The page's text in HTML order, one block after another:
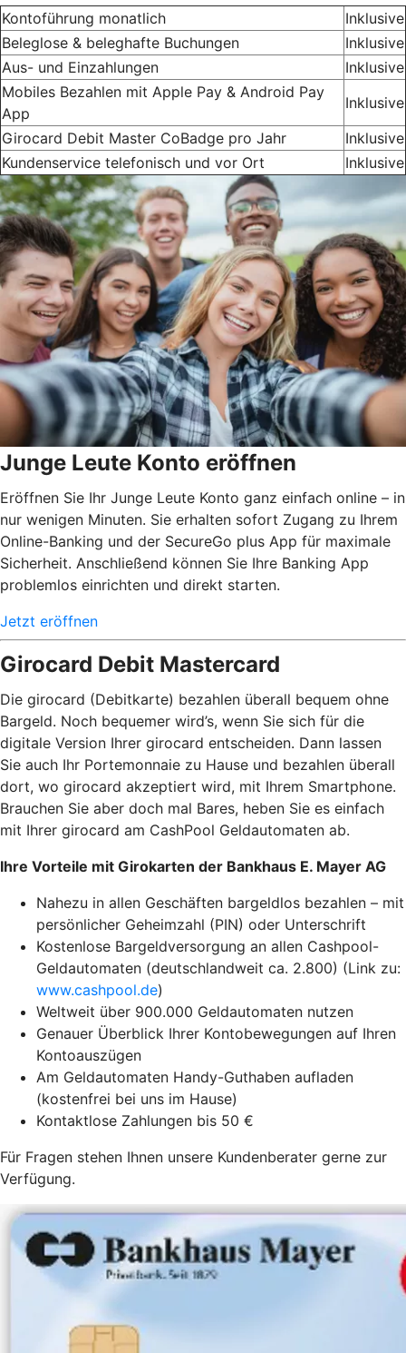
Kontoführung monatlich
Inklusive
Beleglose & beleghafte Buchungen
Inklusive
Aus- und Einzahlungen
Inklusive
Mobiles Bezahlen mit Apple Pay & Android Pay
App
Inklusive
Girocard Debit Master CoBadge pro Jahr
Inklusive
Kundenservice telefonisch und vor Ort
Inklusive
Junge Leute Konto eröffnen
Eröffnen Sie Ihr Junge Leute Konto ganz einfach online – in
nur wenigen Minuten. Sie erhalten sofort Zugang zu Ihrem
Online-Banking und der SecureGo plus App für maximale
Sicherheit. Anschließend können Sie Ihre Banking App
problemlos einrichten und direkt starten.
Jetzt eröffnen
Girocard Debit Mastercard
Die girocard (Debitkarte) bezahlen überall bequem ohne
Bargeld. Noch bequemer wird’s, wenn Sie sich für die
digitale Version Ihrer girocard entscheiden. Dann lassen
Sie auch Ihr Portemonnaie zu Hause und bezahlen überall
dort, wo girocard akzeptiert wird, mit Ihrem Smartphone.
Brauchen Sie aber doch mal Bares, heben Sie es einfach
mit Ihrer girocard am CashPool Geldautomaten ab.
Ihre Vorteile mit Girokarten der Bankhaus E. Mayer AG
Nahezu in allen Geschäften bargeldlos bezahlen – mit
persönlicher Geheimzahl (PIN) oder Unterschrift
Kostenlose Bargeldversorgung an allen Cashpool-
Geldautomaten (deutschlandweit ca. 2.800) (Link zu:
www.cashpool.de)
Weltweit über 900.000 Geldautomaten nutzen
Genauer Überblick Ihrer Kontobewegungen auf Ihren
Kontoauszügen
Am Geldautomaten Handy-Guthaben aufladen
(kostenfrei bei uns im Hause)
Kontaktlose Zahlungen bis 50 €
Für Fragen stehen Ihnen unsere Kundenberater gerne zur
Verfügung.